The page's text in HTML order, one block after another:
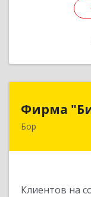
Фирма
Бор
Клиентов на
606440,